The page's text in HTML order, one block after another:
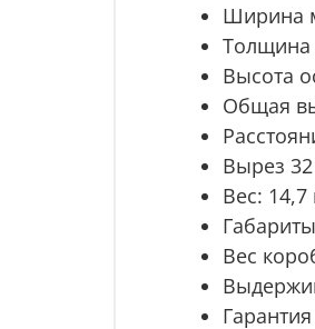
Ширина
Толщина
Высота
Общая
Вырез
Вес: 14,7
Вес